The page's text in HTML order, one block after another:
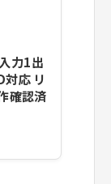
力1出
応 リ
確認済